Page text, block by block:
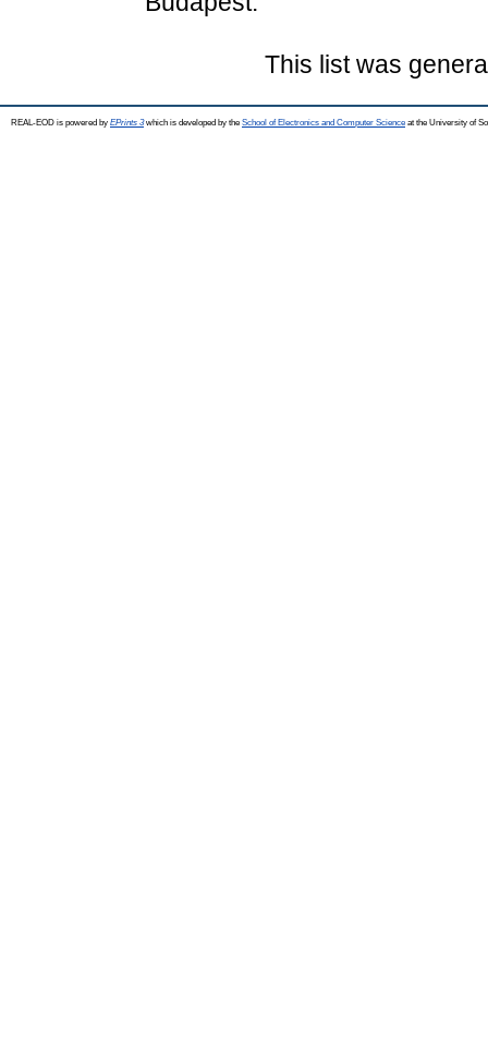
This list was
REAL-EOD is powered by EPrints 3which is developed by the School of Electronics and Computer Science at the University of